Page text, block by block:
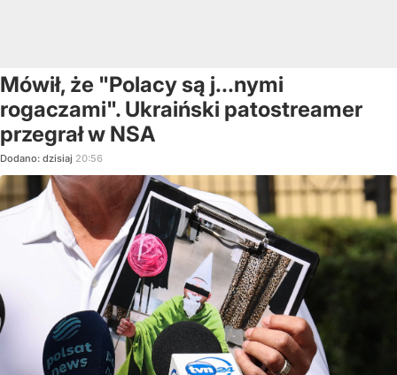
Mówił, że "Polacy są j...nymi
rogaczami". Ukraiński patostreamer
przegrał w NSA
Dodano: dzisiaj 20:56